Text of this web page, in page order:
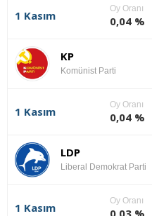
1 Kasım
Oy Oranı
0,04 %
KP
Komünist Parti
1 Kasım
Oy Oranı
0,04 %
LDP
Liberal Demokrat Parti
1 Kasım
Oy Oranı
0,03 %